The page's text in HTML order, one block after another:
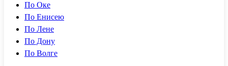
По Оке
По Енисею
По Лене
По Дону
По Волге